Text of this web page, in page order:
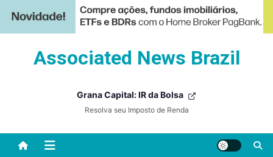
Associated News Brazil
Grana Capital: IR da Bolsa
Resolva seu Imposto de Renda